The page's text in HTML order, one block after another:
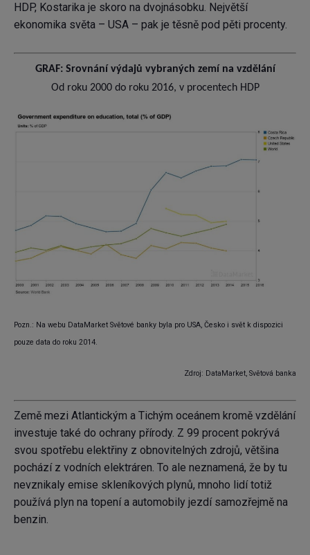
HDP, Kostarika je skoro na dvojnásobku. Největší
ekonomika světa – USA – pak je těsně pod pěti procenty.
GRAF: Srovnání výdajů vybraných zemí na vzdělání
Od roku 2000 do roku 2016, v procentech HDP
Pozn.: Na webu DataMarket Světové banky byla pro USA, Česko i svět k dispozici
pouze data do roku 2014.
Zdroj: DataMarket, Světová banka
Země mezi Atlantickým a Tichým oceánem kromě vzdělání
investuje také do ochrany přírody. Z 99 procent pokrývá
svou spotřebu elektřiny z obnovitelných zdrojů, většina
pochází z vodních elektráren. To ale neznamená, že by tu
nevznikaly emise skleníkových plynů, mnoho lidí totiž
používá plyn na topení a automobily jezdí samozřejmě na
benzin.